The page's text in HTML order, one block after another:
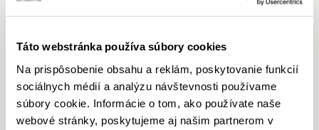
Táto webstránka používa súbory cookies
Na prispôsobenie obsahu a reklám, poskytovanie funkcií
sociálnych médií a analýzu návštevnosti používame
súbory cookie. Informácie o tom, ako používate naše
webové stránky, poskytujeme aj našim partnerom v
Lokalita a predajca